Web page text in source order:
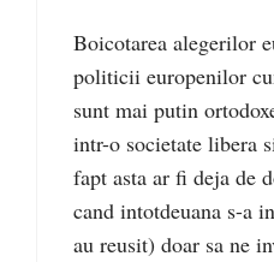
Boicotarea alegerilor
politicii europenilor
sunt mai putin
intr-o societate libera
fapt asta ar fi deja de
cand intotdeuana s-a
au reusit) doar sa ne